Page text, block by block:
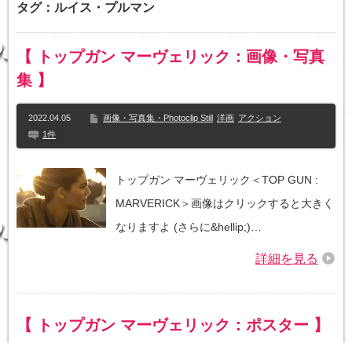
タグ：ルイス・プルマン
【 トップガン マーヴェリック：画像・写真
集 】
2022.04.05 画像・写真集・Photoclip Still 洋画 アクション
1件
トップガン マーヴェリック＜TOP GUN :
MARVERICK＞画像はクリックすると大きく
なりますよ (さらに&hellip;)…
詳細を見る
【 トップガン マーヴェリック：ポスター 】